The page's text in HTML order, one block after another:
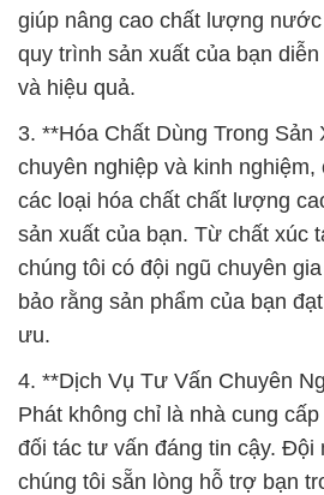
giúp nâng cao chất lượng
quy trình sản xuất của bạn
và hiệu quả.
3. **Hóa Chất Dùng Trong
chuyên nghiệp và kinh nghiệm,
các loại hóa chất chất lượng
sản xuất của bạn. Từ chất xúc
chúng tôi có đội ngũ chuyên
bảo rằng sản phẩm của bạn
ưu.
4. **Dịch Vụ Tư Vấn Chuyên
Phát không chỉ là nhà cung
đối tác tư vấn đáng tin cậy. Đội
chúng tôi sẵn lòng hỗ trợ bạn